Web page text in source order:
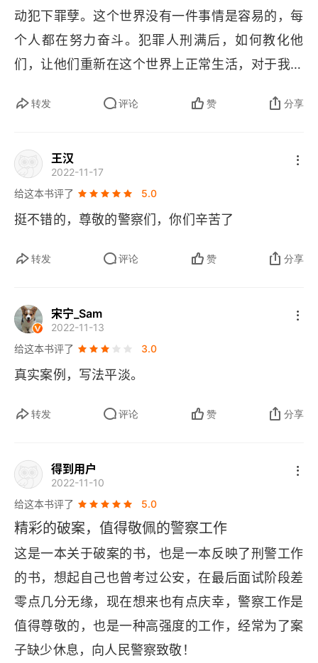
动犯下罪孽。这个世界没有一件事情是容易的，每
个人都在努力奋斗。犯罪人刑满后，如何教化他
们，让他们重新在这个世界上正常生活，对于我们
作岗位上辛苦的每个服务人员！也感谢科技的日新
转发 评论 赞 分享
王汉
2022-11-17
给这本书评了
5.0
挺不错的，尊敬的警察们，你们辛苦了
转发 评论 赞 分享
宋宁_Sam
2022-11-13
给这本书评了
3.0
真实案例，写法平淡。
转发 评论 赞 分享
得到用户
2022-11-10
给这本书评了
5.0
精彩的破案，值得敬佩的警察工作
这是一本关于破案的书，也是一本反映了刑警工作
的书，想起自己也曾考过公安，在最后面试阶段差
零点几分无缘，现在想来也有点庆幸，警察工作是
值得尊敬的，也是一种高强度的工作，经常为了案
子缺少休息，向人民警察致敬！